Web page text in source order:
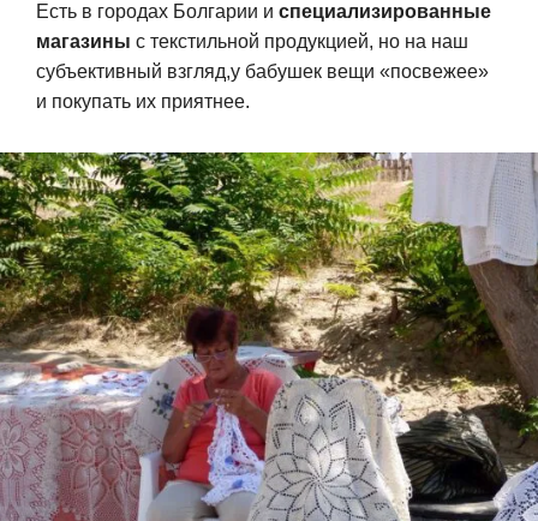
Есть в городах Болгарии и специализированные
магазины с текстильной продукцией, но на наш
субъективный взгляд,у бабушек вещи «посвежее»
и покупать их приятнее.